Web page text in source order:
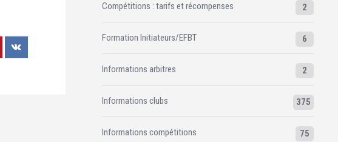
Compétitions : tarifs et récompenses 2
Formation Initiateurs/EFBT 6
Informations arbitres 2
Informations clubs 375
Informations compétitions 75